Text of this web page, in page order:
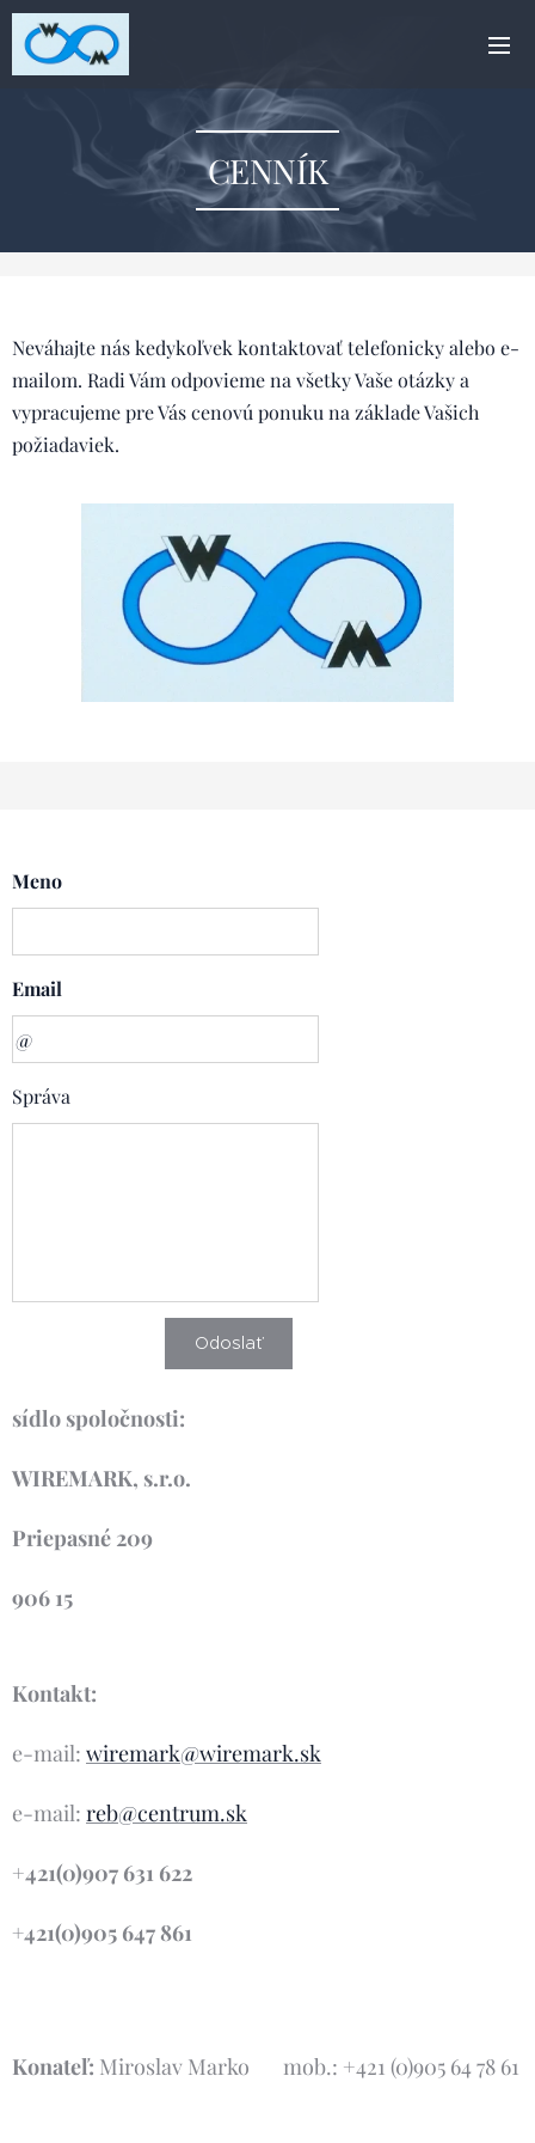
CENNÍK
Neváhajte nás kedykoľvek kontaktovať telefonicky alebo e-
mailom. Radi Vám odpovieme na všetky Vaše otázky a
vypracujeme pre Vás cenovú ponuku na základe Vašich
požiadaviek.
Meno
Email
Správa
Odoslať
sídlo spoločnosti:
WIREMARK, s.r.o.
Priepasné 209
906 15
Kontakt:
e-mail: wiremark@wiremark.sk
e-mail: reb@centrum.sk
+421(0)907 631 622
+421(0)905 647 861
Konateľ: Miroslav Marko mob.: +421 (0)905 64 78 61